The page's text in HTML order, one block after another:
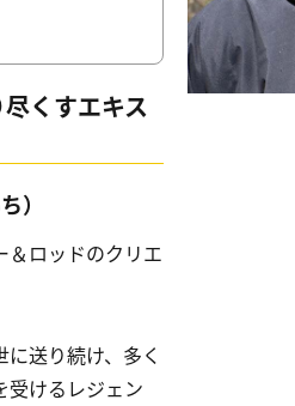
くすエキス
）
＆ロッドのクリエ
送り続け、多く
受けるレジェン